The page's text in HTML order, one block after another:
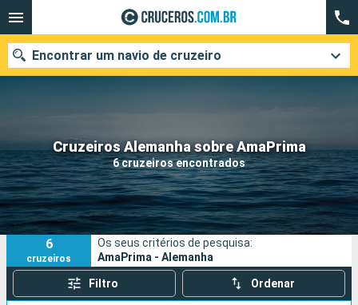
Cruzeiros Alemanha sobre AmaPrima
6 cruzeiros encontrados
Encontrar um navio de cruzeiro
Quando ir?
Data de partida
Cidades Companhias
Pesquisar
6
cruzeiros
Os seus critérios de pesquisa:
AmaPrima - Alemanha
Filtro Ordenar